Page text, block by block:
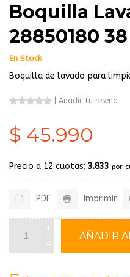
Boquilla
28850180
En Stock
Boquilla de lavado para
Añadir tu reseña
$ 45.990
Precio a 12 cuotas: 3.833 por
PDF Imprimir